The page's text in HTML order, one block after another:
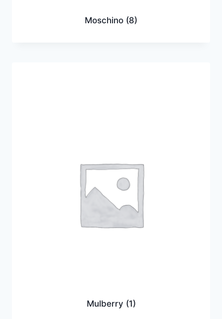
Moschino (8)
Mulberry (1)